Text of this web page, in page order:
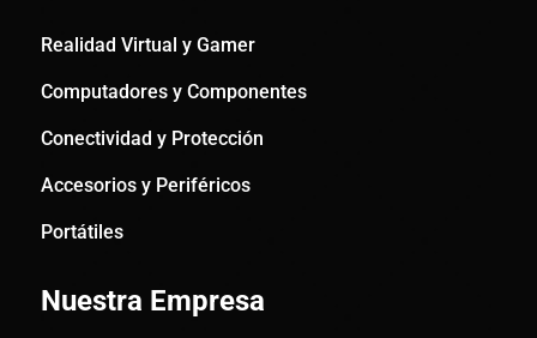
Realidad Virtual y Gamer
Computadores y Componentes
Conectividad y Protección
Accesorios y Periféricos
Portátiles
Nuestra Empresa